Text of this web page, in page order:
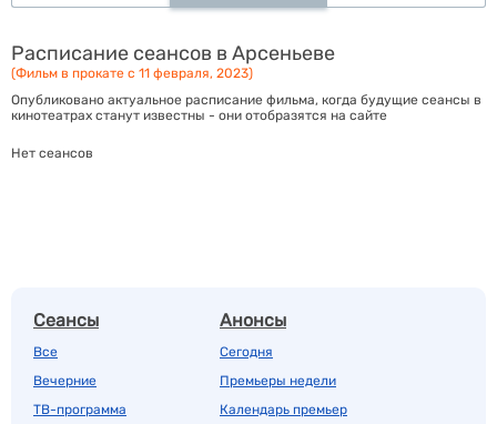
Расписание сеансов в Арсеньеве
(Фильм в прокате с 11 февраля, 2023)
Опубликовано актуальное расписание фильма, когда будущие сеансы в
кинотеатрах станут известны - они отобразятся на сайте
Нет сеансов
Сеансы
Все
Вечерние
ТВ-программа
Анонсы
Сегодня
Премьеры недели
Календарь премьер